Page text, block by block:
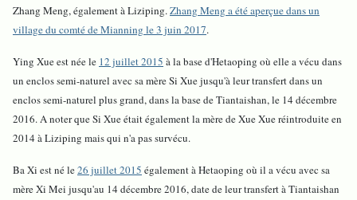
Zhang Meng, également à Liziping.Zhang Meng a été aperçue dans un
village du comté de Mianning le 3 juin 2017.
Ying Xue est née le 12 juillet 2015 à la base d'Hetaoping où elle a vécu dans
un enclos semi-naturel avec sa mère Si Xue jusqu'à leur transfert dans un
enclos semi-naturel plus grand, dans la base de Tiantaishan, le 14 décembre
2016. A noter que Si Xue était également la mère de Xue Xue réintroduite en
2014 à Liziping mais qui n'a pas survécu.
Ba Xi est né le26 juillet 2015 également à Hetaoping où il a vécu avec sa
mère Xi Mei jusqu'au 14 décembre 2016, date de leur transfert à Tiantaishan